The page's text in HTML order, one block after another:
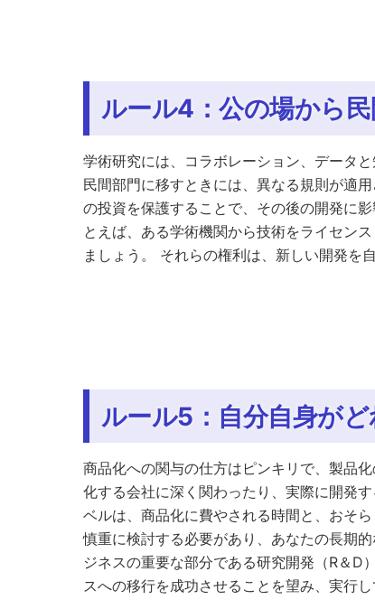
ルール4：公の場から
学術研究には、コラボレーション、データ
民間部門に移すときには、異なる規則が適
の投資を保護することで、その後の開発に
とえば、ある学術機関から技術をライセン
ましょう。 それらの権利は、新しい開発を
ルール5：自分自身が
商品化への関与の仕方はピンキリで、製品
化する会社に深く関わったり、実際に開発
ベルは、商品化に費やされる時間と、おそ
慎重に検討する必要があり、あなたの長期
ジネスの重要な部分である研究開発（R＆D
スへの移行を成功させることを望み、実行